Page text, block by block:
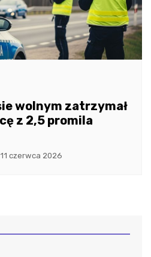
wolnym zatrzymał
z 2,5 promila
11 czerwca 2026